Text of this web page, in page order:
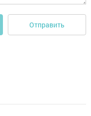
Отправить